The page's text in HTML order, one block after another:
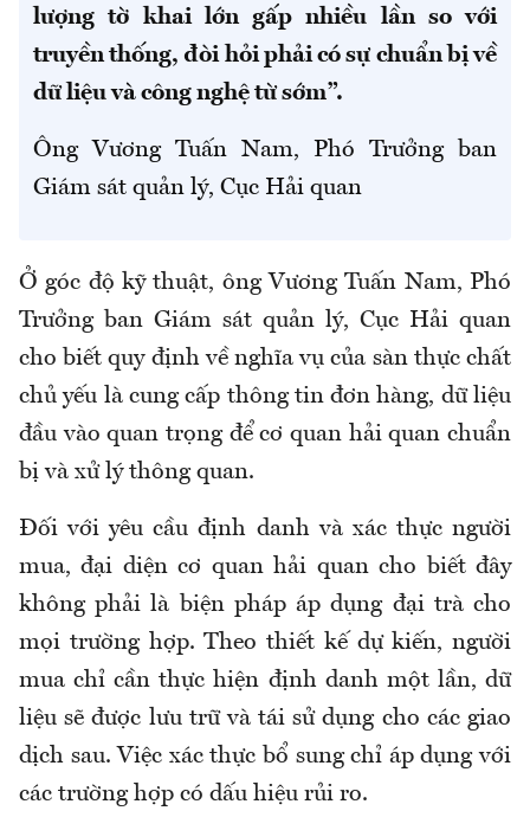
lượng tờ khai lớn gấp nhiều lần so với
truyền thống, đòi hỏi phải có sự chuẩn bị về
dữ liệu và công nghệ từ sớm”.
Ông Vương Tuấn Nam, Phó Trưởng ban
Giám sát quản lý, Cục Hải quan
Ở góc độ kỹ thuật, ông Vương Tuấn Nam, Phó
Trưởng ban Giám sát quản lý, Cục Hải quan
cho biết quy định về nghĩa vụ của sàn thực chất
chủ yếu là cung cấp thông tin đơn hàng, dữ liệu
đầu vào quan trọng để cơ quan hải quan chuẩn
bị và xử lý thông quan.
Đốivớiyêu cầu định danh và xác thực người
mua, đại diện cơ quan hải quan cho biết đây
không phải là biện pháp áp dụng đại trà cho
mọi trường hợp. Theo thiết kế dự kiến, người
mua chỉ cần thực hiện định danh một lần, dữ
liệu sẽ được lưu trữ và tái sử dụng cho các giao
dịch sau. Việc xác thực bổ sung chỉ áp dụng với
các trường hợp có dấu hiệu rủi ro.